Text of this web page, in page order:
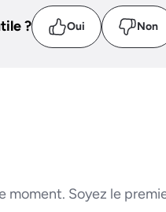
? Oui Non
moment. Soyez le